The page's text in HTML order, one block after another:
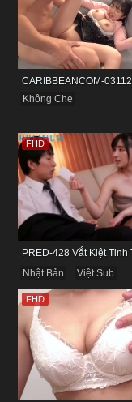
Không Che
Nhật Bản
Việt Sub
FHD
FHD